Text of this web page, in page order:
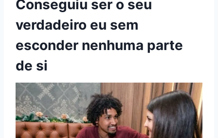
Conseguiu ser o seu
verdadeiro eu sem
esconder nenhuma parte
de si